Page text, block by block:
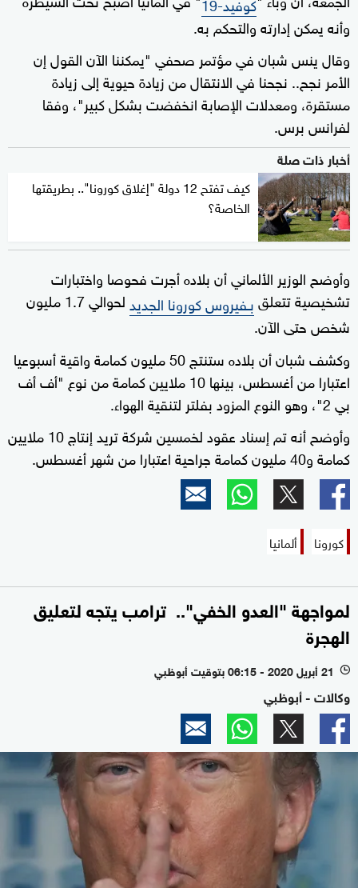
وأنه يمكن إدارته والتحكم به.
وقال ينس شبان في مؤتمر صحفي "يمكننا الآن القول إن
الأمر نجح.. نجحنا في الانتقال من زيادة حيوية إلى زيادة
مستقرة، ومعدلات الإصابة انخفضت بشكل كبير"، وفقا
لفرانس برس.
أخبار ذات صلة
كيف تفتح 12 دولة "إغلاق كورونا".. بطريقتها
الخاصة؟
وأوضح الوزير الألماني أن بلاده أجرت فحوصا واختبارات
تشخيصية تتعلقبـفيروس كورونا الجديد
لحوالي 1.7 مليون
شخص حتى الآن.
وكشف شبان أن بلاده ستنتج 50 مليون كمامة واقية أسبوعيا
اعتبارا من أغسطس، بينها 10 ملايين كمامة من نوع "أف أف
بي 2"، وهو النوع المزود بفلتر لتنقية الهواء.
وأوضح أنه تم إسناد عقود لخمسين شركة تريد إنتاج 10 ملايين
كمامة و40 مليون كمامة جراحية اعتبارا من شهر أغسطس.
كورونا ألمانيا
لمواجهة "العدو الخفي".. ترامب يتجه لتعليق
الهجرة
l 21 أبريل 2020 - 06:15 بتوقيت أبوظبي
وكالات - أبوظبي